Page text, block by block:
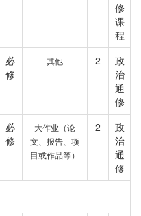
修
课
程
必
修
其他 2
政
治
通
修
必
修
大作业（论
文、报告、项
目或作品等）
2
政
治
通
修